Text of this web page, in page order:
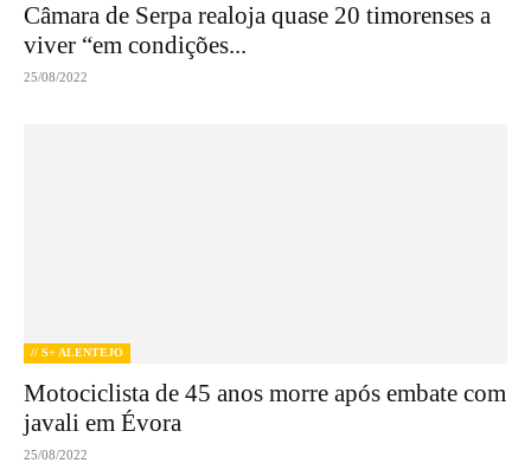
Câmara de Serpa realoja quase 20 timorenses a
viver “em condições...
25/08/2022
// S+ ALENTEJO
Motociclista de 45 anos morre após embate com
javali em Évora
25/08/2022